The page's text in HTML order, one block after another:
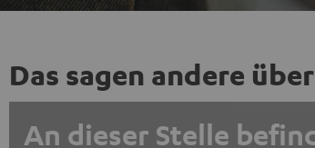
Das sagen andere
An dieser Stelle